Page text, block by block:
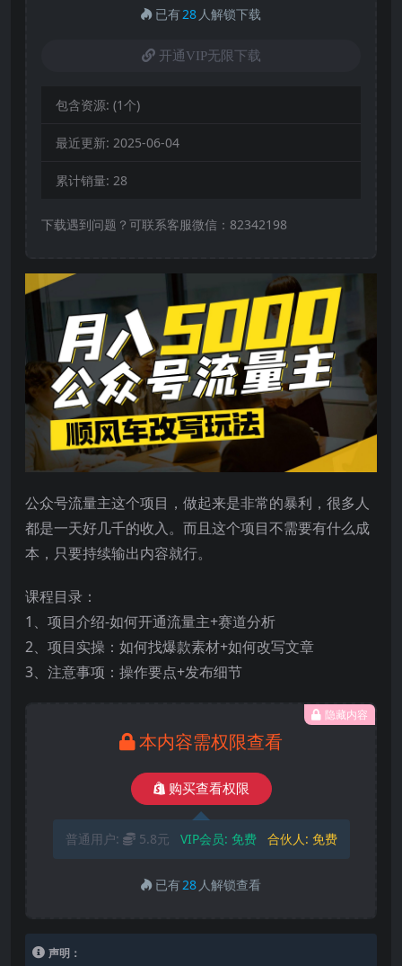
已有28 人解锁下载
开通VIP无限下载
包含资源: (1个)
最近更新: 2025-06-04
累计销量: 28
下载遇到问题？可联系客服微信：82342198
公众号流量主这个项目，做起来是非常的暴利，很多人
都是一天好几千的收入。而且这个项目不需要有什么成
本，只要持续输出内容就行。
课程目录：
1、项目介绍-如何开通流量主+赛道分析
2、项目实操：如何找爆款素材+如何改写文章
3、注意事项：操作要点+发布细节
隐藏内容
本内容需权限查看
购买查看权限
普通用户: 5.8元 VIP会员: 免费 合伙人: 免费
已有28 人解锁查看
声明：